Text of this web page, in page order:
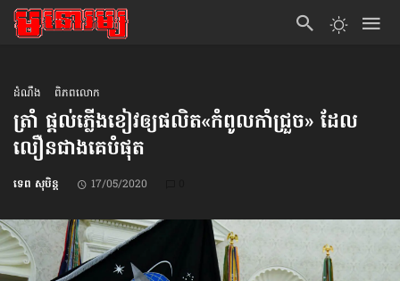
ដំណឹង ពិភពលោក
ត្រាំ ផ្ដល់​ភ្លើងខៀវ​ឲ្យ​ផលិត​«កំពូល​កាំជ្រួច» ដែល​
លឿន​ជាងគេ​បំផុត
ទេព សុបិន្ត 17/05/2020